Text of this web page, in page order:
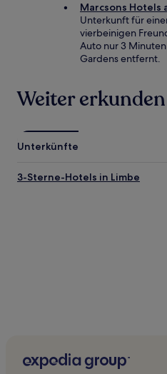
Marcsons Hotels
Unterkunft für
vierbeinigen
Auto nur 3
Gardens entfernt.
Weiter erkunden
Unterkünfte
3-Sterne-Hotels in Limbe